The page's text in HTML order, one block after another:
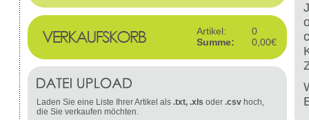
Artikel:
0
Summe:
0,00€
Laden Sie eine Liste Ihrer Artikel als .txt, .xls oder .csv hoch,
die Sie verkaufen möchten.